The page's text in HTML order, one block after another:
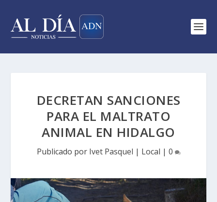
DECRETAN SANCIONES
PARA EL MALTRATO
ANIMAL EN HIDALGO
Publicado por Ivet Pasquel | Local | 0